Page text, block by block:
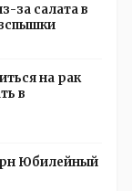
за салата в
на рак
в
Юбилейный